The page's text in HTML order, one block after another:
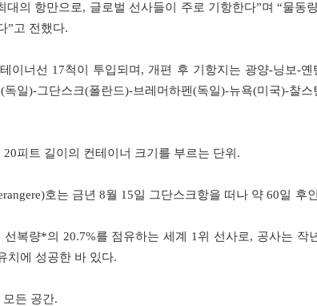
의 항만으로, 글로벌 선사들이 주로 기항한다”며 “물동
”고 전했다.
이너선 17척이 투입되며, 개편 후 기항지는 광양-닝보-옌
일)-그단스크(폴란드)-브레머하펜(독일)-뉴욕(미국)-찰
피트 길이의 컨테이너 크기를 부르는 단위.
호는 금년 8월 15일 그단스크항을 떠나 약 60일 후
복량*의 20.7%를 점유하는 세계 1위 선사로, 공사는 작
치에 성공한 바 있다.
든 공간.